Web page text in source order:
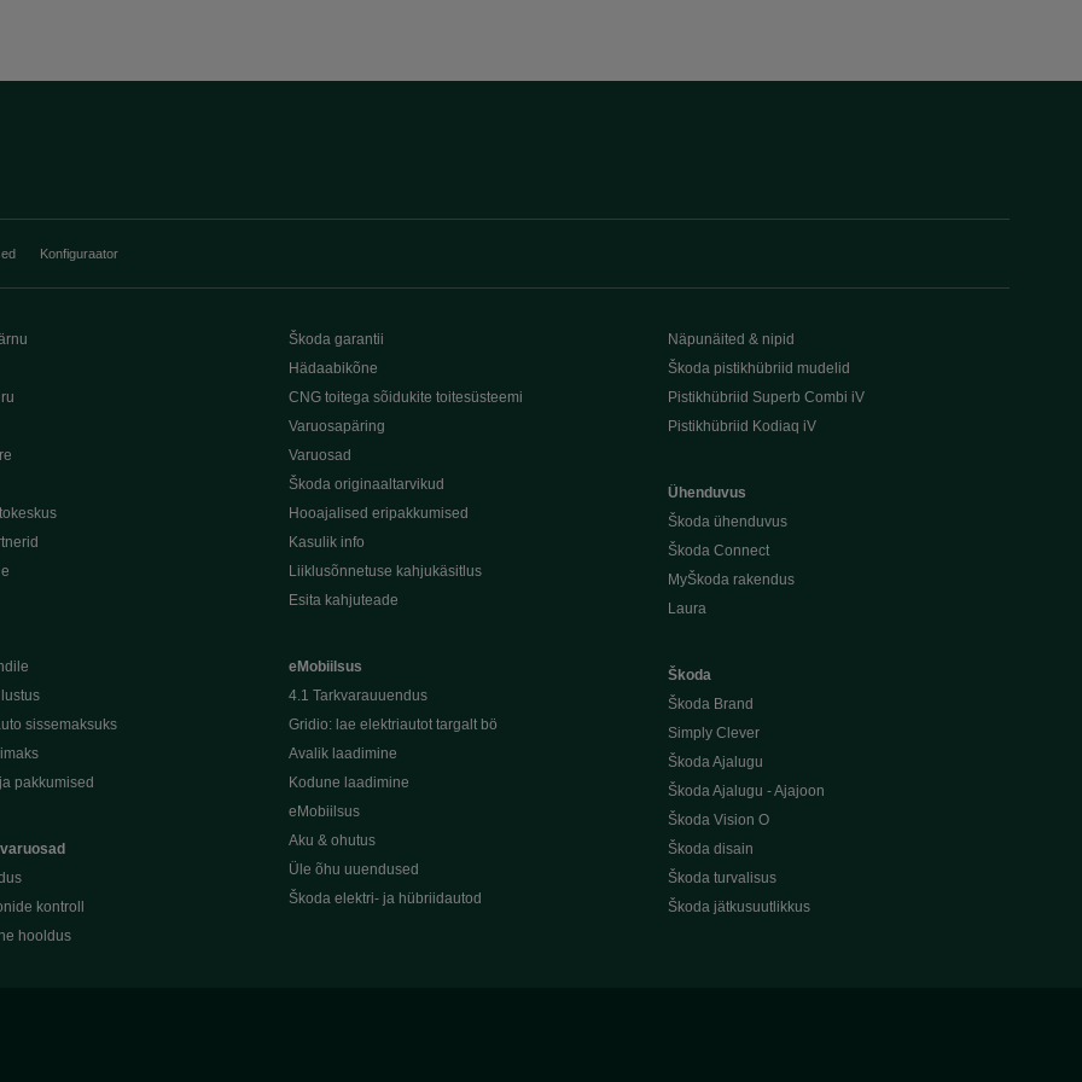
Konfiguraator
sissemaksuks
pakkumised
kontroll
hooldus
Škoda garantii
Hädaabikõne
CNG toitega sõidukite toitesüsteemi
Varuosapäring
Varuosad
Škoda originaaltarvikud
Hooajalised eripakkumised
Kasulik info
Liiklusõnnetuse kahjukäsitlus
Esita kahjuteade
eMobiilsus
4.1 Tarkvarauuendus
Gridio: lae elektriautot targalt bö
Avalik laadimine
Kodune laadimine
eMobiilsus
Aku & ohutus
Üle õhu uuendused
Škoda elektri- ja hübriidautod
Näpunäited & nipid
Škoda pistikhübriid mudelid
Pistikhübriid Superb Combi iV
Pistikhübriid Kodiaq iV
Ühenduvus
Škoda ühenduvus
Škoda Connect
MyŠkoda rakendus
Laura
Škoda
Škoda Brand
Simply Clever
Škoda Ajalugu
Škoda Ajalugu - Ajajoon
Škoda Vision O
Škoda disain
Škoda turvalisus
Škoda jätkusuutlikkus